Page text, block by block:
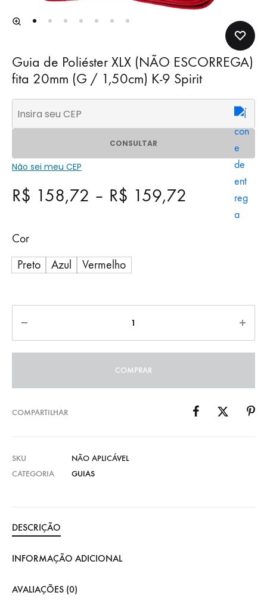
Guia de Poliéster XLX (NÃO ESCORREGA)
fita 20mm (G / 1,50cm) K-9 Spirit
CONSULTAR
Não sei meu CEP
R$ 158,72 – R$ 159,72
Cor
Preto
Azul Vermelho
COMPRAR
COMPARTILHAR
SKU
NÃO APLICÁVEL
CATEGORIA
GUIAS
DESCRIÇÃO
INFORMAÇÃO ADICIONAL
AVALIAÇÕES (0)